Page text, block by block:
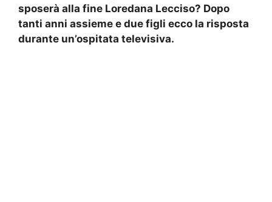
sposerà alla fine Loredana Lecciso? Dopo
tanti anni assieme e due figli ecco la risposta
durante un’ospitata televisiva.